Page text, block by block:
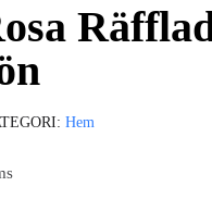
Hem